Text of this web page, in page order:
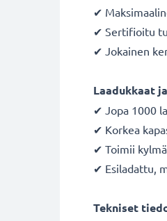
✔
✔ Sertifioitu
✔ Jokainen
Laadukkaat
✔ Jopa 1000
✔ Korkea
✔ Toimii
✔ Esiladattu,
Tekniset